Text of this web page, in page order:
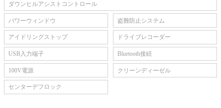
ダウンヒルアシストコントロール
パワーウィンドウ 盗難防止システム
アイドリングストップ ドライブレコーダー
USB入力端子 Bluetooth接続
100V電源 クリーンディーゼル
センターデフロック